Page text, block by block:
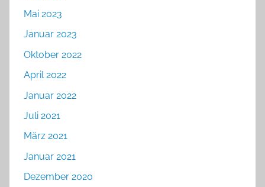
Mai 2023
Januar 2023
Oktober 2022
April 2022
Januar 2022
Juli 2021
März 2021
Januar 2021
Dezember 2020